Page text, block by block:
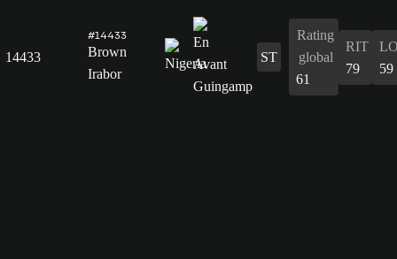
14433
#14433
Brown
Irabor
ST
Rating
global
61
RIT
79
59